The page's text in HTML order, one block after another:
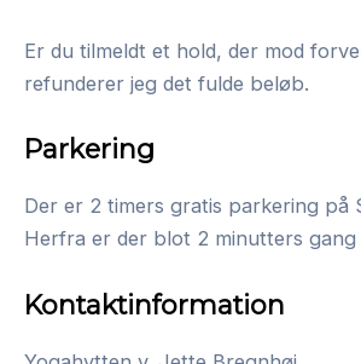
Er du tilmeldt et hold, der mod
refunderer jeg det fulde beløb.
Parkering
Der er 2 timers gratis parkering på
Herfra er der blot 2 minutters gang
Kontaktinformation